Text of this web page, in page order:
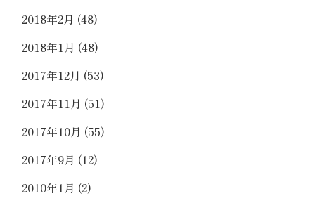
2018年2月 (48)
2018年1月 (48)
2017年12月 (53)
2017年11月 (51)
2017年10月 (55)
2017年9月 (12)
2010年1月 (2)